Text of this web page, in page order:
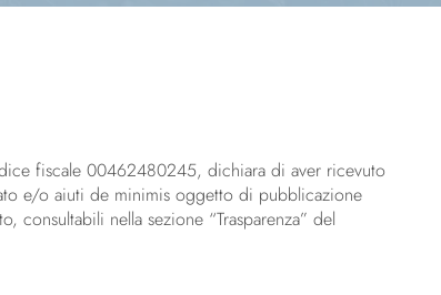
fiscale 00462480245, dichiara di aver ricevuto
e/o aiuti de minimis oggetto di pubblicazione
consultabili nella sezione “Trasparenza” del